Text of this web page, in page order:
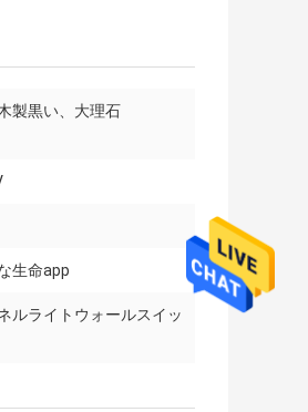
製黒い、大理石
生命app
ルライトウォールスイッ